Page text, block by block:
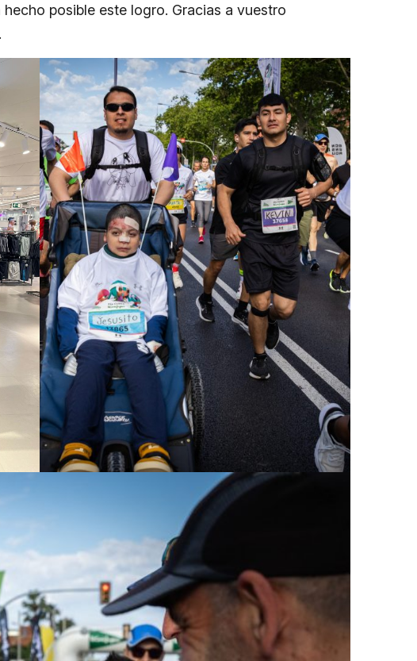
posible este logro. Gracias a vuestro